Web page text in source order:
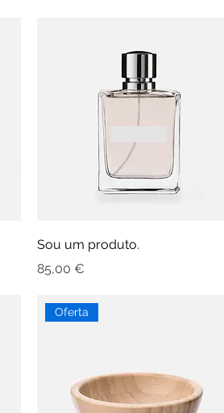
Sou um produto.
Preço
85,00 €
Oferta